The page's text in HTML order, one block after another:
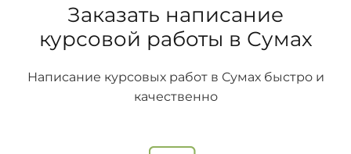
Заказать написание
курсовой работы в Сумах
Написание курсовых работ в Сумах быстро и
качественно